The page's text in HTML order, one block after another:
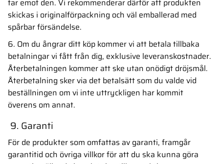
tar emot den. Vi rekommenderar därför att produkten
skickas i originalförpackning och väl emballerad med
spårbar försändelse.
6. Om du ångrar ditt köp kommer vi att betala tillbaka
betalningar vi fått från dig, exklusive leveranskostnader.
Återbetalningen kommer att ske utan onödigt dröjsmål.
Återbetalning sker via det betalsätt som du valde vid
beställningen om vi inte uttryckligen har kommit
överens om annat.
9. Garanti
För de produkter som omfattas av garanti, framgår
garantitid och övriga villkor för att du ska kunna göra